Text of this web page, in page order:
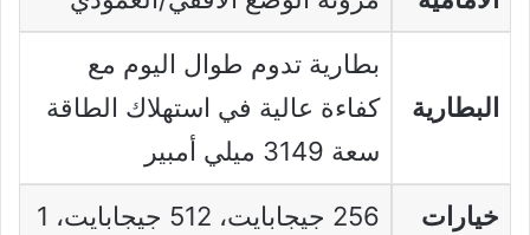
البطارية
بطارية تدوم طوال اليوم مع
كفاءة عالية في استهلاك الطاقة
سعة 3149 ميلي أمبير
خيارات
256 جيجابايت، 512 جيجابايت، 1